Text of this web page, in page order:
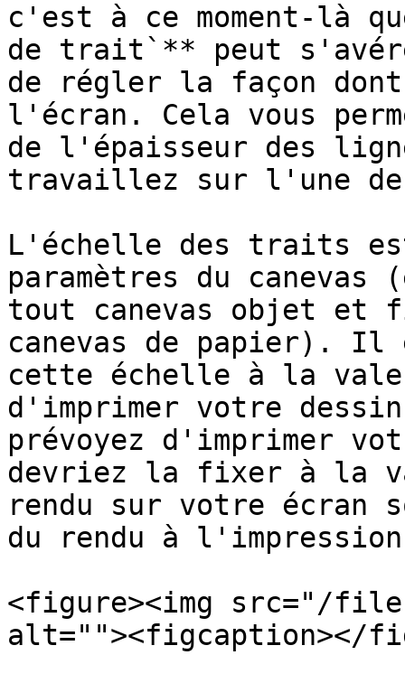
c'est à ce moment-là
de trait`** peut
de régler la façon
l'écran. Cela vous
de l'épaisseur des
travaillez sur l'une
L'échelle des traits
paramètres du
tout canevas objet et
canevas de papier). Il
cette échelle à la
d'imprimer votre
prévoyez d'imprimer
devriez la fixer à la
rendu sur votre écran
du rendu à
<figure><img src="/files/
alt=""><figcaption></